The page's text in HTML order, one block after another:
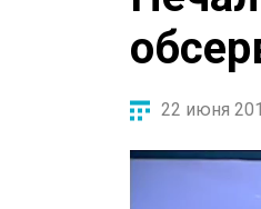
22 июня